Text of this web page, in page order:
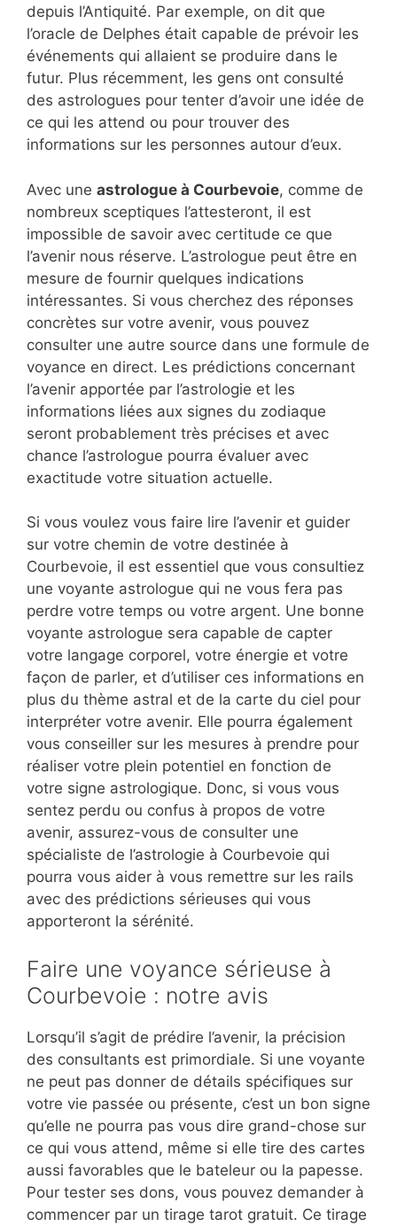
depuis l’Antiquité. Par exemple, on dit que
l’oracle de Delphes était capable de prévoir les
événements qui allaient se produire dans le
futur. Plus récemment, les gens ont consulté
des astrologues pour tenter d’avoir une idée de
ce qui les attend ou pour trouver des
informations sur les personnes autour d’eux.
Avec une astrologue à Courbevoie, comme de
nombreux sceptiques l’attesteront, il est
impossible de savoir avec certitude ce que
l’avenir nous réserve. L’astrologue peut être en
mesure de fournir quelques indications
intéressantes. Si vous cherchez des réponses
concrètes sur votre avenir, vous pouvez
consulter une autre source dans une formule de
voyance en direct. Les prédictions concernant
l’avenir apportée par l’astrologie et les
informations liées aux signes du zodiaque
seront probablement très précises et avec
chance l’astrologue pourra évaluer avec
exactitude votre situation actuelle.
Si vous voulez vous faire lire l’avenir et guider
sur votre chemin de votre destinée à
Courbevoie, il est essentiel que vous consultiez
une voyante astrologue qui ne vous fera pas
perdre votre temps ou votre argent. Une bonne
voyante astrologue sera capable de capter
votre langage corporel, votre énergie et votre
façon de parler, et d’utiliser ces informations en
plus du thème astral et de la carte du ciel pour
interpréter votre avenir. Elle pourra également
vous conseiller sur les mesures à prendre pour
réaliser votre plein potentiel en fonction de
votre signe astrologique. Donc, si vous vous
sentez perdu ou confus à propos de votre
avenir, assurez-vous de consulter une
spécialiste de l’astrologie à Courbevoie qui
pourra vous aider à vous remettre sur les rails
avec des prédictions sérieuses qui vous
apporteront la sérénité.
Faire une voyance sérieuse à
Courbevoie : notre avis
Lorsqu’il s’agit de prédire l’avenir, la précision
des consultants est primordiale. Si une voyante
ne peut pas donner de détails spécifiques sur
votre vie passée ou présente, c’est un bon signe
qu’elle ne pourra pas vous dire grand-chose sur
ce qui vous attend, même si elle tire des cartes
aussi favorables que le bateleur ou la papesse.
Pour tester ses dons, vous pouvez demander à
commencer par un tirage tarot gratuit. Ce tirage